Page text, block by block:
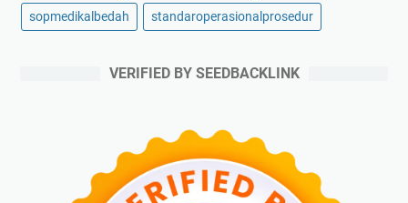
sopmedikalbedah standaroperasionalprosedur
VERIFIED BY SEEDBACKLINK